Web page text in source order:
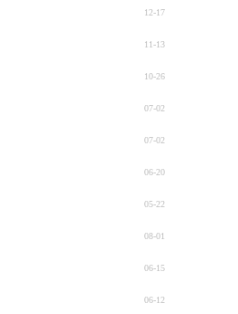
12-17
11-13
10-26
07-02
07-02
06-20
05-22
08-01
06-15
06-12